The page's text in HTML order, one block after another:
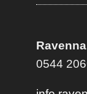
Ravenna
0544